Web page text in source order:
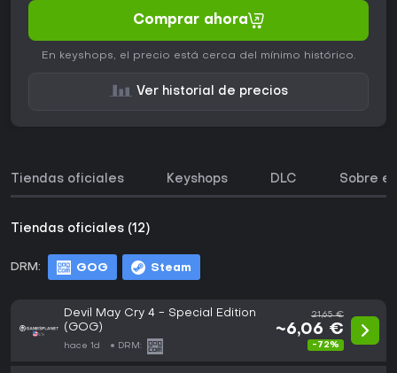
Comprar ahora
En keyshops, el precio está cerca del mínimo histórico.
Ver historial de precios
Tiendas oficiales Keyshops DLC Sobre
Tiendas oficiales (12)
DRM: GOG Steam
Devil May Cry 4 - Special Edition
(GOG)
hace 1d DRM:
21,65 €
~6,06 €
-72%